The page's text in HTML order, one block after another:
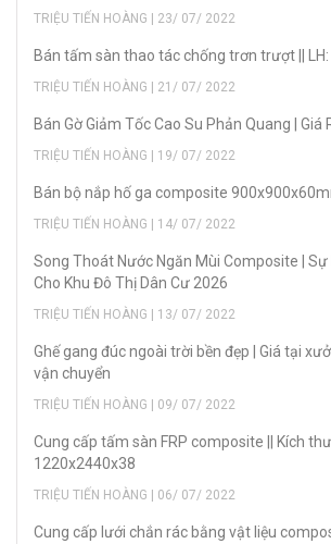
TRIỆU TIẾN HOÀNG | 23/ 07/ 2022
Bán tấm sàn thao tác chống trơn trượt ||
TRIỆU TIẾN HOÀNG | 21/ 07/ 2022
Bán Gờ Giảm Tốc Cao Su Phản Quang | Giá
TRIỆU TIẾN HOÀNG | 19/ 07/ 2022
Bán bộ nắp hố ga composite
TRIỆU TIẾN HOÀNG | 14/ 07/ 2022
Song Thoát Nước Ngăn Mùi Composite | Sự
Cho Khu Đô Thị Dân Cư 2026
TRIỆU TIẾN HOÀNG | 13/ 07/ 2022
Ghế gang đúc ngoài trời bền đẹp | Giá tại
vận chuyển
TRIỆU TIẾN HOÀNG | 09/ 07/ 2022
Cung cấp tấm sàn FRP composite || Kích
1220x2440x38
TRIỆU TIẾN HOÀNG | 06/ 07/ 2022
Cung cấp lưới chắn rác bằng vật liệu